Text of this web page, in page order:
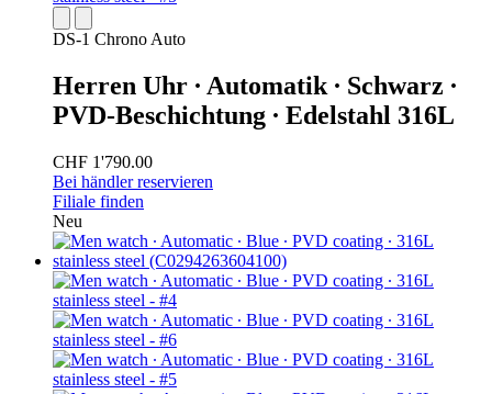
DS-1 Chrono Auto
Herren Uhr ∙ Automatik ∙ Schwarz ∙
PVD-Beschichtung ∙ Edelstahl 316L
CHF 1'790.00
Bei händler reservieren
Filiale finden
Neu